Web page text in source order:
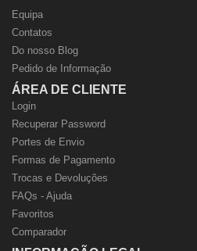
Equipa
Contatos
Do nosso Blog
Pedido de Informação
ÁREA DE CLIENTE
Login
Recuperar Password
Portes de Envio
Formas de Pagamento
Trocas e Devoluções
FAQs - Ajuda
Favoritos
Comparador